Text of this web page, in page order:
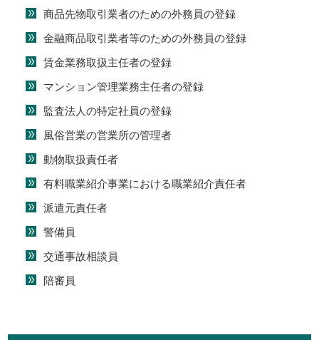
商品先物取引業者のための外務員の登録
金融商品取引業者等のための外務員の登録
賃金業務取扱主任者の登録
マンション管理業務主任者の登録
監査法人の特定社員の登録
風俗営業の営業所の管理者
動物取扱責任者
有料職業紹介事業における職業紹介責任者
派遣元責任者
警備員
交通事故相談員
陪審員